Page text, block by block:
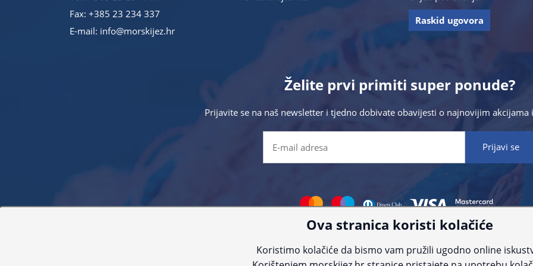
Fax: +385 23 234 337
E-mail: info@morskijez.hr
Raskid ugovora
Želite prvi primiti super ponude?
Prijavite se na naš newsletter i tjedno dobivate obavijesti o najnovijim akcijama
proizvoda. Za najažurnije informacije kontaktirajte nas putem telefona:+385 23 231 761ili e-
Ova stranica koristi kolačiće
Koristimo kolačiće da bismo vam pružili ugodno online